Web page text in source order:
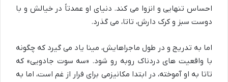
احساس تنهایی و انزوا می کند. دنیای او عمدتاً در خیالش و با
دوست سبز و کرک دارش، تاتا، می گذرد.
اما به تدریج و در طول ماجراهایش، مینا یاد می گیرد که چگونه
با واقعیت های دردناک روبه رو شود. «سه سوت جادویی» که
تاتا به او آموخته، در ابتدا مکانیزمی برای فرار از غم است، اما به